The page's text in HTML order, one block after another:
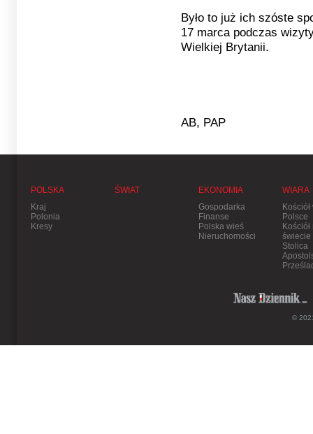
Było to już ich szóste
17 marca podczas
Wielkiej Brytanii.
AB, PAP
POLSKA
Kraj
Polonia
Kresy
ŚWIAT
EKONOMIA
Gospodarka
Finanse
Polska wieś
Nieruchomości
WIARA
Kościół
Polsce
Kościół
świecie
Stolica
©